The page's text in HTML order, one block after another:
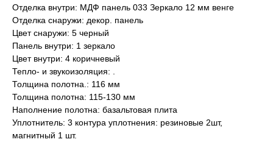
Отделка внутри: МДФ панель 033 Зеркало 12 мм венге
Отделка снаружи: декор. панель
Цвет снаружи: 5 черный
Панель внутри: 1 зеркало
Цвет внутри: 4 коричневый
Тепло- и звукоизоляция: .
Толщина полотна.: 116 мм
Толщина полотна: 115-130 мм
Наполнение полотна: базальтовая плита
Уплотнитель: 3 контура уплотнения: резиновые 2шт,
магнитный 1 шт.